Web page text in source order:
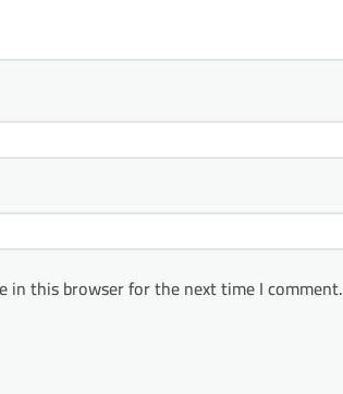
in this browser for the next time I comment.